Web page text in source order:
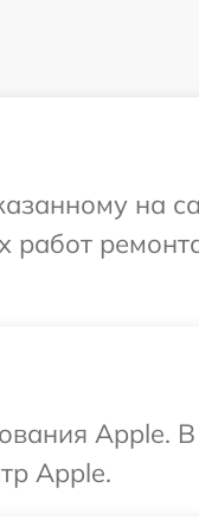
на
Apple.
Apple.